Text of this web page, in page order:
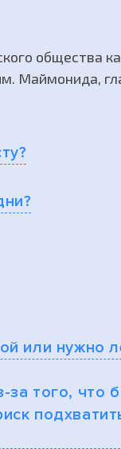
общества
Маймонида,
или нужно
того, что